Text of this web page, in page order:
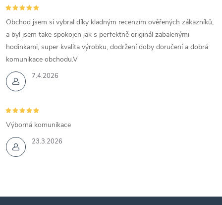
7.4.2026
Obchod jsem si vybral díky kladným recenzím ověřených zákazníků,
a byl jsem take spokojen jak s perfektně originál zabalenými
hodinkami, super kvalita výrobku, dodržení doby doručení a dobrá
komunikace obchodu.V
23.3.2026
Výborná komunikace